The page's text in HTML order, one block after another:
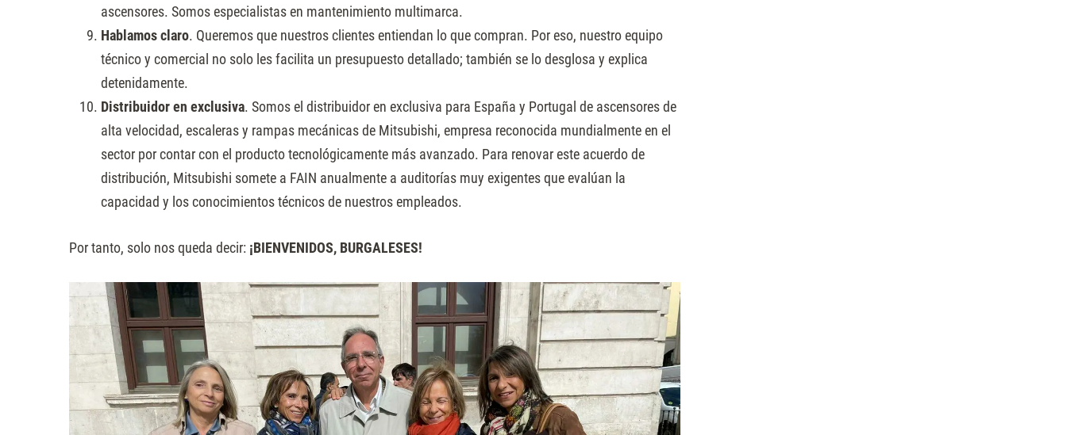
ascensores. Somos especialistas en mantenimiento multimarca.
Hablamos claro. Queremos que nuestros clientes entiendan lo que compran. Por eso, nuestro equipo
técnico y comercial no solo les facilita un presupuesto detallado; también se lo desglosa y explica
detenidamente.
Distribuidor en exclusiva. Somos el distribuidor en exclusiva para España y Portugal de ascensores de
alta velocidad, escaleras y rampas mecánicas de Mitsubishi, empresa reconocida mundialmente en el
sector por contar con el producto tecnológicamente más avanzado. Para renovar este acuerdo de
distribución, Mitsubishi somete a FAIN anualmente a auditorías muy exigentes que evalúan la
capacidad y los conocimientos técnicos de nuestros empleados.
Por tanto, solo nos queda decir: ¡BIENVENIDOS, BURGALESES!